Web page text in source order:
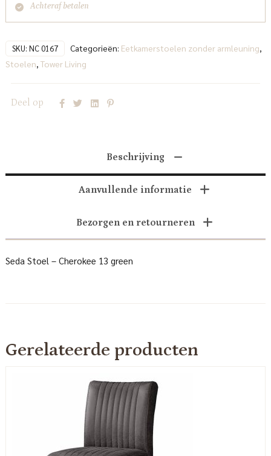
Achteraf betalen
SKU: NC 0167 Categorieën: Eetkamerstoelen zonder armleuning
Stoelen Tower Living
Deel op
Beschrijving
Aanvullende informatie
Bezorgen en retourneren
Seda Stoel – Cherokee 13 green
Gerelateerde producten